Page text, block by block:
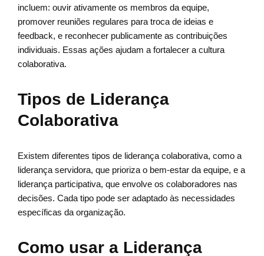
incluem: ouvir ativamente os membros da equipe,
promover reuniões regulares para troca de ideias e
feedback, e reconhecer publicamente as contribuições
individuais. Essas ações ajudam a fortalecer a cultura
colaborativa.
Tipos de Liderança
Colaborativa
Existem diferentes tipos de liderança colaborativa, como a
liderança servidora, que prioriza o bem-estar da equipe, e a
liderança participativa, que envolve os colaboradores nas
decisões. Cada tipo pode ser adaptado às necessidades
específicas da organização.
Como usar a Liderança